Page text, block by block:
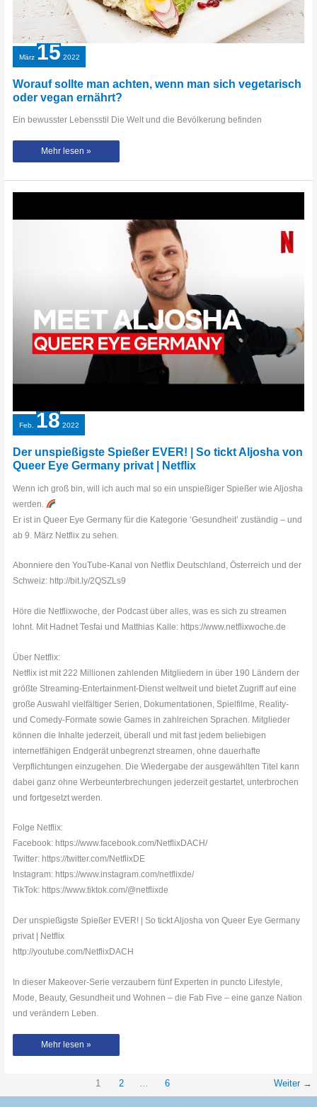
März 15 2022
Worauf sollte man achten, wenn man sich vegetarisch
oder vegan ernährt?
Ein bewusster Lebensstil Die Welt und die Bevölkerung befinden
Worauf
wenn
vegan
Mehr lesen »
Feb. 18 2022
Der unspießigste Spießer EVER! | So tickt Aljosha von
Queer Eye Germany privat | Netflix
Wenn ich groß bin, will ich auch mal so ein unspießiger Spießer wie Aljosha
werden.
Er ist in Queer Eye Germany für die Kategorie ‘Gesundheit’ zuständig – und
ab 9. März Netflix zu sehen.
Abonniere den YouTube-Kanal von Netflix Deutschland, Österreich und der
Schweiz: http://bit.ly/2QSZLs9
Höre die Netflixwoche, der Podcast über alles, was es sich zu streamen
lohnt. Mit Hadnet Tesfai und Matthias Kalle: https://www.netflixwoche.de
Über Netflix:
Netflix ist mit 222 Millionen zahlenden Mitgliedern in über 190 Ländern der
größte Streaming-Entertainment-Dienst weltweit und bietet Zugriff auf eine
große Auswahl vielfältiger Serien, Dokumentationen, Spielfilme, Reality-
und Comedy-Formate sowie Games in zahlreichen Sprachen. Mitglieder
können die Inhalte jederzeit, überall und mit fast jedem beliebigen
internetfähigen Endgerät unbegrenzt streamen, ohne dauerhafte
Verpflichtungen einzugehen. Die Wiedergabe der ausgewählten Titel kann
dabei ganz ohne Werbeunterbrechungen jederzeit gestartet, unterbrochen
und fortgesetzt werden.
Folge Netflix:
Facebook: https://www.facebook.com/NetflixDACH/
Twitter: https://twitter.com/NetflixDE
Instagram: https://www.instagram.com/netflixde/
TikTok: https://www.tiktok.com/@netflixde
Der unspießigste Spießer EVER! | So tickt Aljosha von Queer Eye Germany
privat | Netflix
http://youtube.com/NetflixDACH
In dieser Makeover-Serie verzaubern fünf Experten in puncto Lifestyle,
Mode, Beauty, Gesundheit und Wohnen – die Fab Five – eine ganze Nation
und verändern Leben.
Der
Spießer
Aljosha
Mehr lesen »
1 2 … 6 Weiter →